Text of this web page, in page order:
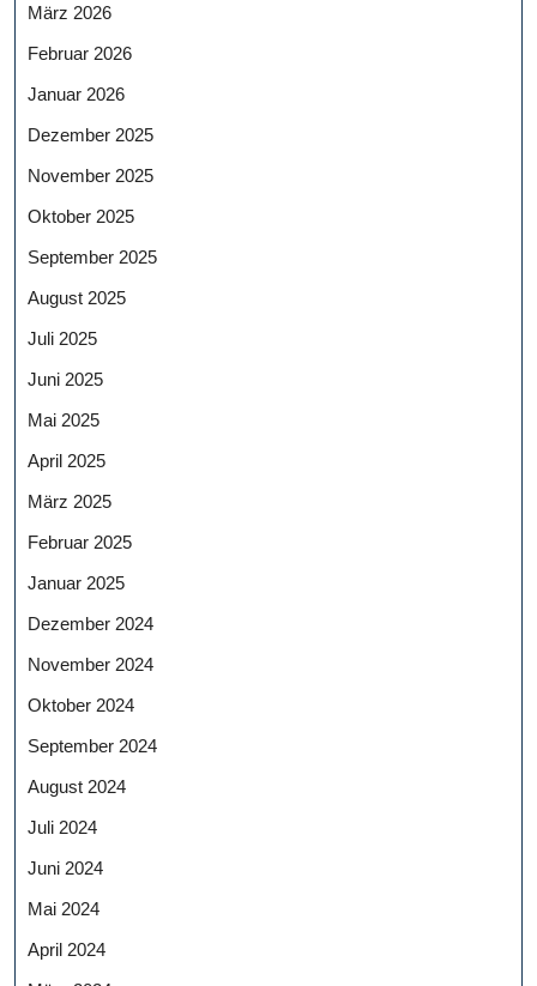
März 2026
Februar 2026
Januar 2026
Dezember 2025
November 2025
Oktober 2025
September 2025
August 2025
Juli 2025
Juni 2025
Mai 2025
April 2025
März 2025
Februar 2025
Januar 2025
Dezember 2024
November 2024
Oktober 2024
September 2024
August 2024
Juli 2024
Juni 2024
Mai 2024
April 2024